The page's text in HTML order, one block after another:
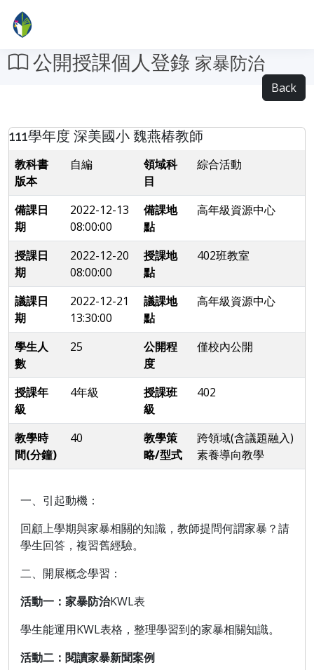
公開授課個人登錄 家暴防治
Back
111學年度 深美國小 魏燕椿教師
教科書
版本
自編
領域科
目
綜合活動
備課日
期
2022-12-13
08:00:00
備課地
點
高年級資源中心
授課日
期
2022-12-20
08:00:00
授課地
點
402班教室
議課日
期
2022-12-21
13:30:00
議課地
點
高年級資源中心
學生人
數
25
公開程
度
僅校內公開
授課年
級
4年級
授課班
級
402
教學時
間(分鐘)
40
教學策
略/型式
跨領域(含議題融入)
素養導向教學
一、引起動機：
回顧上學期與家暴相關的知識，教師提問何謂家暴？請
學生回答，複習舊經驗。
二、開展概念學習：
活動一：家暴防治KWL表
學生能運用KWL表格，整理學習到的家暴相關知識。
活動二：閱讀家暴新聞案例